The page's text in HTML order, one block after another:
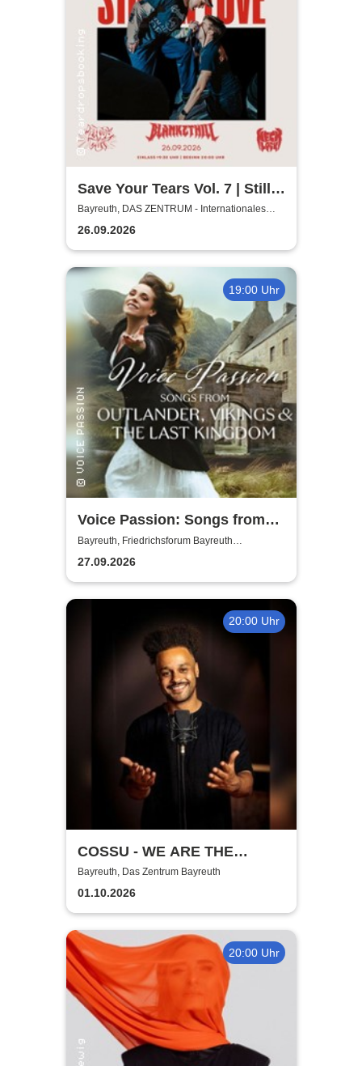
Save Your Tears Vol. 7 | Still
in Love, Blanket Hill,
Necklock, Glass Out
Bayreuth, DAS ZENTRUM - Internationales
Jugendkulturzentrum Bayreuth
26.09.2026
19:00 Uhr
Voice Passion: Songs from
Outlander, Vikings & The Last
Kingdom
Bayreuth, Friedrichsforum Bayreuth
(Balkonsaal)
27.09.2026
20:00 Uhr
COSSU - WE ARE THE
GERMANS - Stand-Up
Comedy
Bayreuth, Das Zentrum Bayreuth
01.10.2026
20:00 Uhr